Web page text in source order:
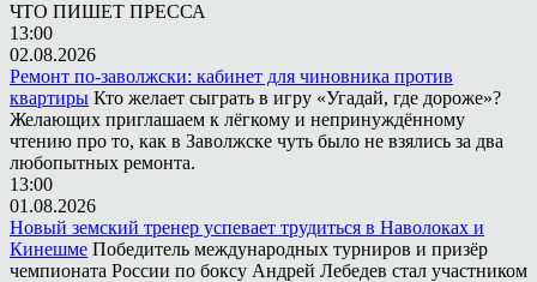
ЧТО ПИШЕТ ПРЕССА
13:00
02.08.2026
Ремонт по-заволжски: кабинет для чиновника против
квартиры Кто желает сыграть в игру «Угадай, где дороже»?
Желающих приглашаем к лёгкому и непринуждённому
чтению про то, как в Заволжске чуть было не взялись за два
любопытных ремонта.
13:00
01.08.2026
Новый земский тренер успевает трудиться в Наволоках и
Кинешме Победитель международных турниров и призёр
чемпионата России по боксу Андрей Лебедев стал участником